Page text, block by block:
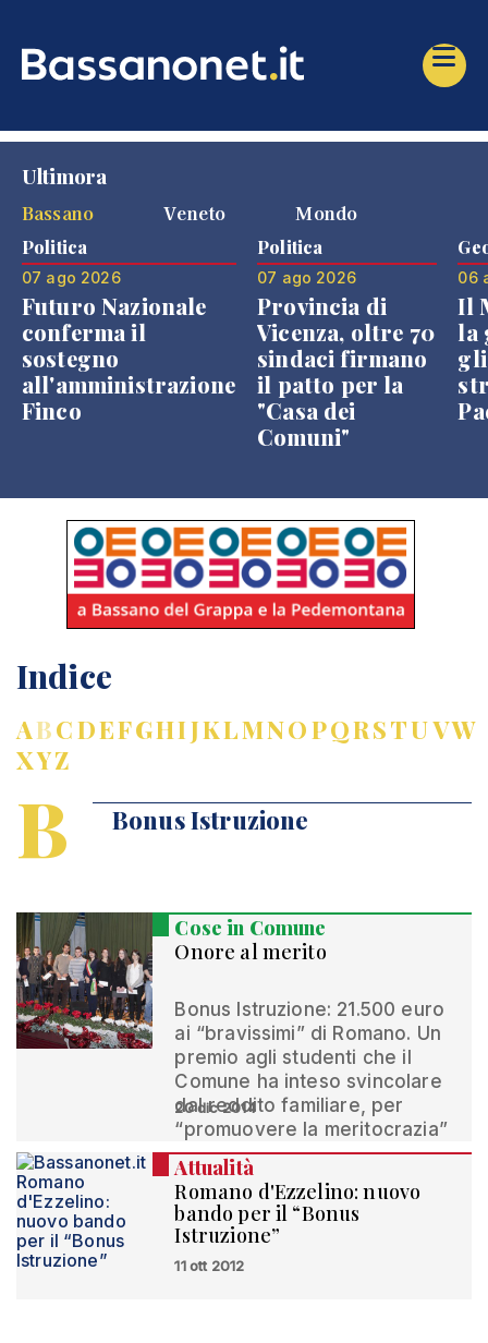
Ultimora
Bassano
Veneto Mondo
Politica
07 ago 2026
Futuro Nazionale
conferma il
sostegno
all'amministrazione
Finco
Politica
07 ago 2026
Provincia di
Vicenza, oltre 70
sindaci firmano
il patto per la
"Casa dei
Comuni"
06
Il
la
Indice
ABCDEFGHIJKLMNOPQRSTUVW
XYZ
B Bonus Istruzione
Cose in Comune
Onore al merito
Bonus Istruzione: 21.500 euro
ai “bravissimi” di Romano. Un
premio agli studenti che il
Comune ha inteso svincolare
dal reddito familiare, per
“promuovere la meritocrazia”
20 dic 2014
Attualità
Romano d'Ezzelino: nuovo
bando per il “Bonus
Istruzione”
11 ott 2012